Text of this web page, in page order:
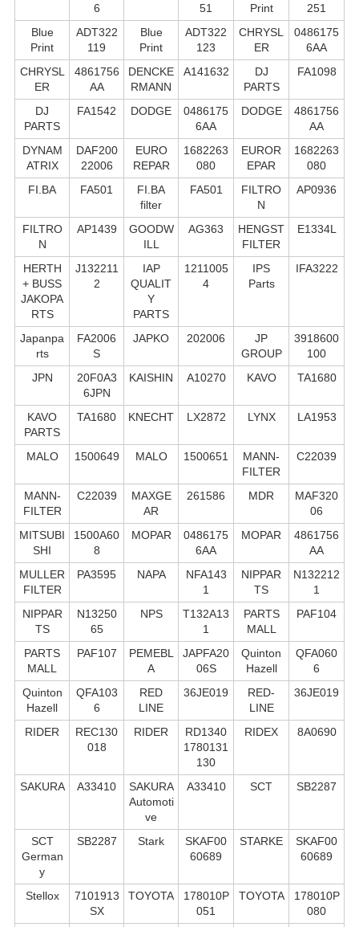
6 51 Print
251
Blue
Print
ADT322
119
Blue
Print
ADT322
123
CHRYSL
ER
0486175
6AA
CHRYSL
ER
4861756
AA
DENCKE
RMANN
A141632
DJ
PARTS
FA1098
DJ
PARTS
FA1542 DODGE
0486175
6AA
DODGE
4861756
AA
DYNAM
ATRIX
DAF200
22006
EURO
REPAR
1682263
080
EUROR
EPAR
1682263
080
FI.BA
FA501
FI.BA
filter
FA501
FILTRO
N
AP0936
FILTRO
N
AP1439
GOODW
ILL
AG363
HENGST
FILTER
E1334L
HERTH
+ BUSS
JAKOPA
RTS
J132211
2
IAP
QUALIT
Y
PARTS
1211005
4
IPS
Parts
IFA3222
Japanpa
rts
FA2006
S
JAPKO 202006
JP
GROUP
3918600
100
JPN
20F0A3
6JPN
KAISHIN A10270 KAVO TA1680
KAVO
PARTS
TA1680 KNECHT LX2872 LYNX LA1953
MALO 1500649 MALO 1500651
MANN-
FILTER
C22039
MANN-
FILTER
C22039
MAXGE
AR
261586 MDR
MAF320
06
MITSUBI
SHI
1500A60
8
MOPAR
0486175
6AA
MOPAR
4861756
AA
MULLER
FILTER
PA3595 NAPA
NFA143
1
NIPPAR
TS
N132212
1
NIPPAR
TS
N13250
65
NPS
T132A13
1
PARTS
MALL
PAF104
PARTS
MALL
PAF107
PEMEBL
A
JAPFA20
06S
Quinton
Hazell
QFA060
6
Quinton
Hazell
QFA103
6
RED
LINE
36JE019
RED-
LINE
36JE019
RIDER
REC130
018
RIDER
RD1340
1780131
130
RIDEX 8A0690
SAKURA A33410
SAKURA
Automoti
ve
A33410 SCT SB2287
SCT
German
y
SB2287 Stark
SKAF00
60689
STARKE
SKAF00
60689
Stellox
7101913
SX
TOYOTA
178010P
051
TOYOTA
178010P
080